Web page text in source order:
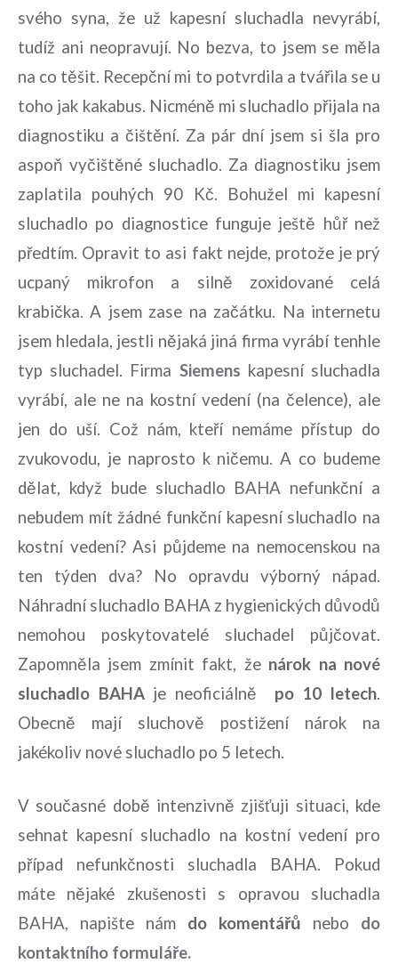
svého syna, že už kapesní sluchadla nevyrábí,
tudíž ani neopravují. No bezva, to jsem se měla
na co těšit. Recepční mi to potvrdila a tvářila se u
toho jak kakabus. Nicméně mi sluchadlo přijala na
diagnostiku a čištění. Za pár dní jsem si šla pro
aspoň vyčištěné sluchadlo. Za diagnostiku jsem
zaplatila pouhých 90 Kč. Bohužel mi kapesní
sluchadlo po diagnostice funguje ještě hůř než
předtím. Opravit to asi fakt nejde, protože je prý
ucpaný mikrofon a silně zoxidované celá
krabička. A jsem zase na začátku. Na internetu
jsem hledala, jestli nějaká jiná firma vyrábí tenhle
typ sluchadel. Firma Siemens kapesní sluchadla
vyrábí, ale ne na kostní vedení (na čelence), ale
jen do uší. Což nám, kteří nemáme přístup do
zvukovodu, je naprosto k ničemu. A co budeme
dělat, když bude sluchadlo BAHA nefunkční a
nebudem mít žádné funkční kapesní sluchadlo na
kostní vedení? Asi půjdeme na nemocenskou na
ten týden dva? No opravdu výborný nápad.
Náhradní sluchadlo BAHA z hygienických důvodů
nemohou poskytovatelé sluchadel půjčovat.
Zapomněla jsem zmínit fakt, že nárok na nové
sluchadlo BAHAje neoficiálně po 10 letech.
Obecně mají sluchově postižení nárok na
jakékoliv nové sluchadlo po 5 letech.
V současné době intenzivně zjišťuji situaci, kde
sehnat kapesní sluchadlo na kostní vedení pro
případ nefunkčnosti sluchadla BAHA. Pokud
máte nějaké zkušenosti s opravou sluchadla
BAHA, napište nám do komentářů nebo do
kontaktního formuláře.